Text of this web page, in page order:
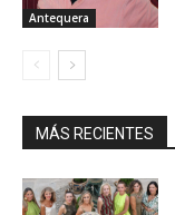
Antequera
MÁS RECIENTES